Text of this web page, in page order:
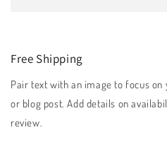
Free Shipping
Pair text with an image to focus on
or blog post. Add details on
review.